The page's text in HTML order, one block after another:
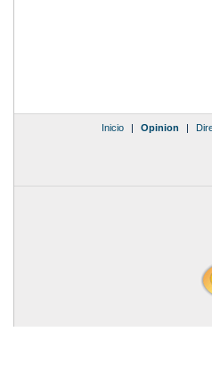
Inicio | Opinion |